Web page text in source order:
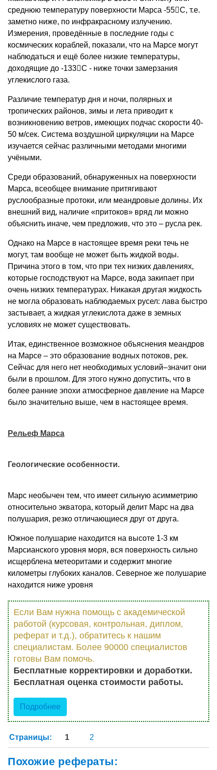
среднюю температуру поверхности Марса -55C, т.е.
заметно ниже, по инфракрасному излучению.
Измерения, проведённые в последние годы с
космических кораблей, показали, что на Марсе могут
наблюдаться и ещё более низкие температуры,
доходящие до -133C - ниже точки замерзания
углекислого газа.
Различие температур дня и ночи, полярных и
тропических районов, зимы и лета приводит к
возникновению ветров, имеющих подчас скорости 40-
50 м/сек. Система воздушной циркуляции на Марсе
изучается сейчас различными методами многими
учёными.
Среди образований, обнаруженных на поверхности
Марса, всеобщее внимание притягивают
руслообразные протоки, или меандровые долины. Их
внешний вид, наличие «притоков» вряд ли можно
объяснить иначе, чем предложив, что это – русла рек.
Однако на Марсе в настоящее время реки течь не
могут, там вообще не может быть жидкой воды.
Причина этого в том, что при тех низких давлениях,
которые господствуют на Марсе, вода закипает при
очень низких температурах. Никакая другая жидкость
не могла образовать наблюдаемых русел: лава быстро
застывает, а жидкая углекислота даже в земных
условиях не может существовать.
Итак, единственное возможное объяснения меандров
на Марсе – это образование водных потоков, рек.
Сейчас для него нет необходимых условий–значит они
были в прошлом. Для этого нужно допустить, что в
более ранние эпохи атмосферное давление на Марсе
было значительно выше, чем в настоящее время.
Рельеф Марса
Геологические особенности.
Марс необычен тем, что имеет сильную асимметрию
относительно экватора, который делит Марс на два
полушария, резко отличающиеся друг от друга.
Южное полушарие находится на высоте 1-3 км
Марсианского уровня моря, вся поверхность сильно
исщерблена метеоритами и содержит многие
километры глубоких каналов. Северное же полушарие
находится ниже уровня
Если Вам нужна помощь с академической
работой (курсовая, контрольная, диплом,
реферат и т.д.), обратитесь к нашим
специалистам. Более 90000 специалистов
готовы Вам помочь.
Бесплатные корректировки и доработки.
Бесплатная оценка стоимости работы.
Подробнее
Страницы: 1 2
Похожие рефераты: